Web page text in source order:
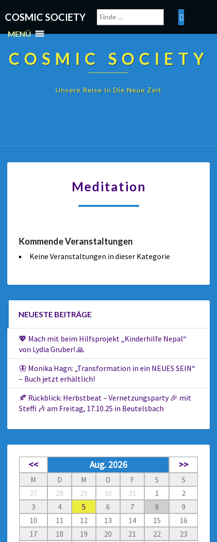
COSMIC SOCIETY
MENÜ
COSMIC SOCIETY
Unsere Reise In Die Neue Zeit
Meditation
Kommende Veranstaltungen
Keine Veranstaltungen in dieser Kategorie
NEUESTE BEITRÄGE
💖 Mach mit beim Hilfsprojekt „Kinderhilfe Nepal“
von Lydia Gruber! 🙏
🦋 Monika Hagn: „Transformation in ein NEUES SEIN“
– Buch jetzt erhältlich!
🍂 Rückblick: Herbstbeat – Vernetzungsparty 🎉 mit
Steffi 🎶 am Freitag, 17.10.25 in Beutelsbach
<< Aug. 2026 >>
M D M D F S
S
27
28 29 30 31 1
2
3
4 5 6 7 8
9
10
11 12 13 14 15
16
17
18 19 20 21 22
23